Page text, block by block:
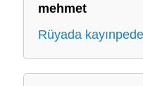
mehmet
Rüyada